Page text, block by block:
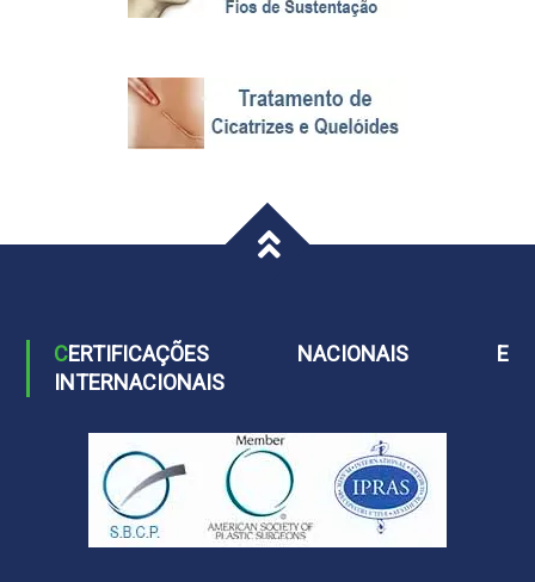
CERTIFICAÇÕES NACIONAIS E
INTERNACIONAIS